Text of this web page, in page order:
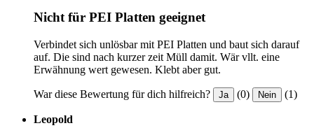
Nicht für PEI Platten geeignet
Verbindet sich unlösbar mit PEI Platten und baut sich darauf
auf. Die sind nach kurzer zeit Müll damit. Wär vllt. eine
Erwähnung wert gewesen. Klebt aber gut.
War diese Bewertung für dich hilfreich? Ja (0) Nein (1)
Leopold